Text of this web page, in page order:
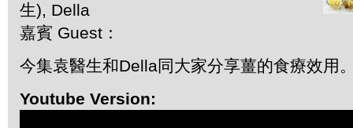
生), Della
嘉賓 Guest：
今集袁醫生和Della同大家分享薑的食療效用
Youtube Version: